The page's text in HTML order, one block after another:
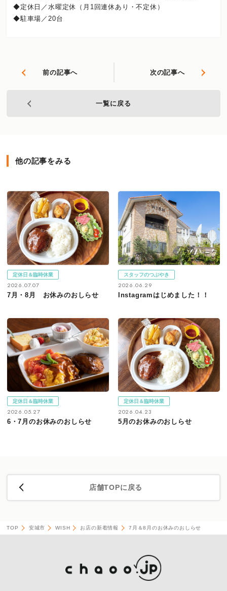
◆定休日／水曜定休（月1回連休あり・不定休）
◆駐車場／20台
前の記事へ 次の記事へ
一覧に戻る
他の記事をみる
定休日＆臨時休業
2026.07.07
7月・8月 お休みのおしらせ
スタッフのつぶやき
2026.06.29
Instagramはじめました！！
定休日＆臨時休業
2026.05.27
6・7月のお休みのおしらせ
定休日＆臨時休業
2026.04.23
5月のお休みのおしらせ
店舗TOPに戻る
TOP 安城市 WISH お店の新着情報 7月＆8月のお休みのおしらせ